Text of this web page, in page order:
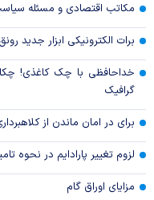
مکاتب اقتصادی و مسئله
برات الکترونیکی ابزار جدید
خداحافظی با چک کاغذی!
گرافیک
برای در امان ماندن از
لزوم تغییر پارادایم در نحوه
مزایای اوراق گام